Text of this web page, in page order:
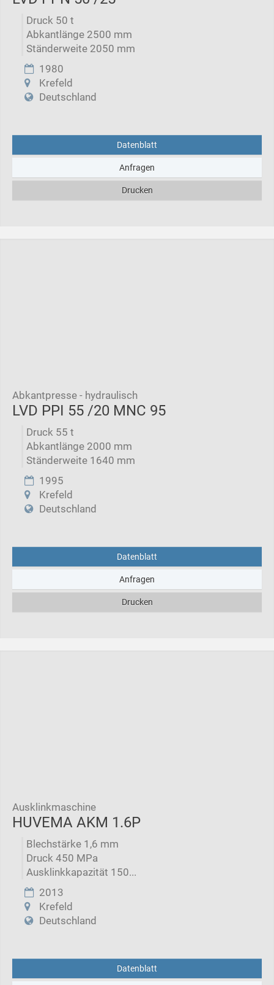
Druck 50 t
Abkantlänge 2500 mm
Ständerweite 2050 mm
1980
Krefeld
Deutschland
Datenblatt
Anfragen
Drucken
Abkantpresse - hydraulisch
LVD PPI 55 /20 MNC 95
Druck 55 t
Abkantlänge 2000 mm
Ständerweite 1640 mm
1995
Krefeld
Deutschland
Datenblatt
Anfragen
Drucken
Ausklinkmaschine
HUVEMA AKM 1.6P
Blechstärke 1,6 mm
Druck 450 MPa
Ausklinkkapazität 150...
2013
Krefeld
Deutschland
Datenblatt